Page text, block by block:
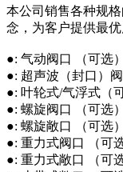
本公司销售各种规
念，为客户提供最
●: 气动阀口 （可选）
●: 超声波（封口）阀
●: 叶轮式/气浮式（
●: 螺旋阀口 （可选）
●: 螺旋敞口 （可选）
●: 重力式阀口 （可选
●: 重力式敞口 （可选